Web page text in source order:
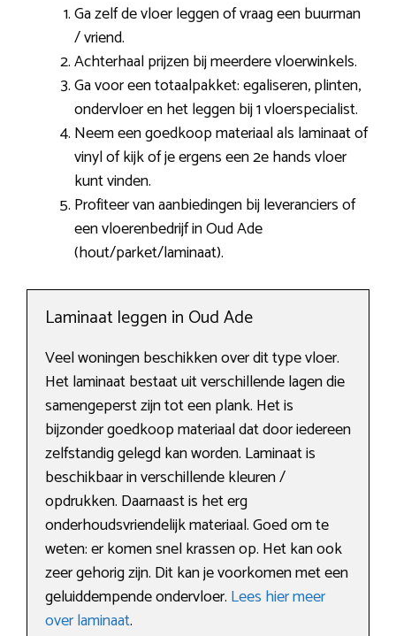
Ga zelf de vloer leggen of vraag een buurman
/ vriend.
Achterhaal prijzen bij meerdere vloerwinkels.
Ga voor een totaalpakket: egaliseren, plinten,
ondervloer en het leggen bij 1 vloerspecialist.
Neem een goedkoop materiaal als laminaat of
vinyl of kijk of je ergens een 2e hands vloer
kunt vinden.
Profiteer van aanbiedingen bij leveranciers of
een vloerenbedrijf in Oud Ade
(hout/parket/laminaat).
Laminaat leggen in Oud Ade
Veel woningen beschikken over dit type vloer.
Het laminaat bestaat uit verschillende lagen die
samengeperst zijn tot een plank. Het is
bijzonder goedkoop materiaal dat door iedereen
zelfstandig gelegd kan worden. Laminaat is
beschikbaar in verschillende kleuren /
opdrukken. Daarnaast is het erg
onderhoudsvriendelijk materiaal. Goed om te
weten: er komen snel krassen op. Het kan ook
zeer gehorig zijn. Dit kan je voorkomen met een
geluiddempende ondervloer. Lees hier meer
over laminaat.